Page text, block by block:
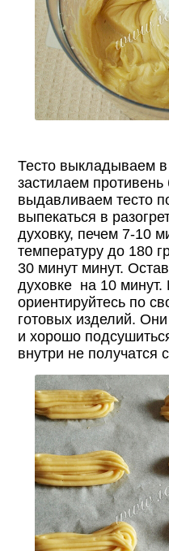
Тесто выкладываем
застилаем
выдавливаем тесто
выпекаться в
духовку, печем 7-10
температуру до 180
30 минут минут.
духовке на 10 минут.
ориентируйтесь по
готовых изделий.
и хорошо
внутри не получатся